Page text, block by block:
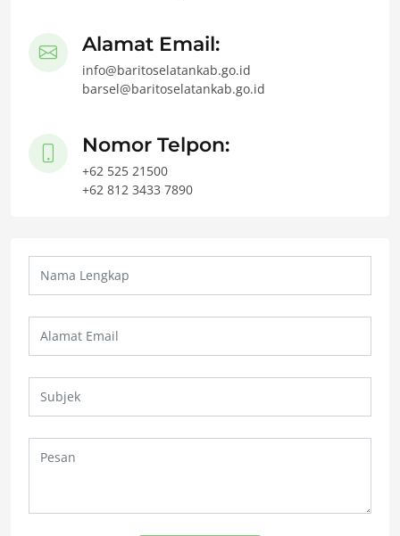
Alamat Email:
info@baritoselatankab.go.id
barsel@baritoselatankab.go.id
Nomor Telpon:
+62 525 21500
+62 812 3433 7890